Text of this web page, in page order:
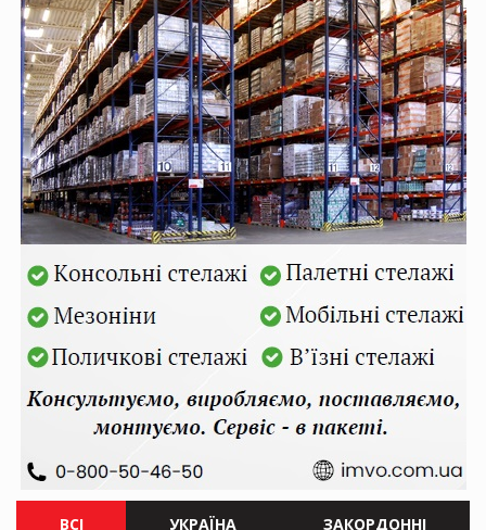
ВСІ УКРАЇНА ЗАКОРДОННІ